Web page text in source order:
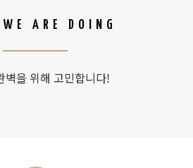
ARE DOING
벽을 위해 고민합니다!